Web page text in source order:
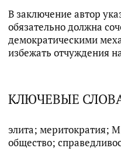
В заключение автор
обязательно должна
демократическими
избежать отчуждения
КЛЮЧЕВЫЕ
элита; меритократия;
общество;